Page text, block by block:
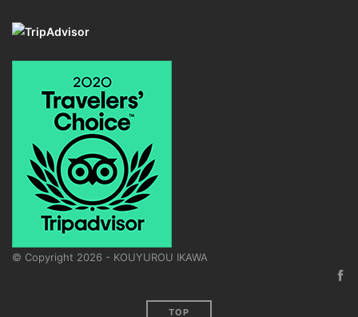
© Copyright 2026 - KOUYUROU IKAWA
TOP